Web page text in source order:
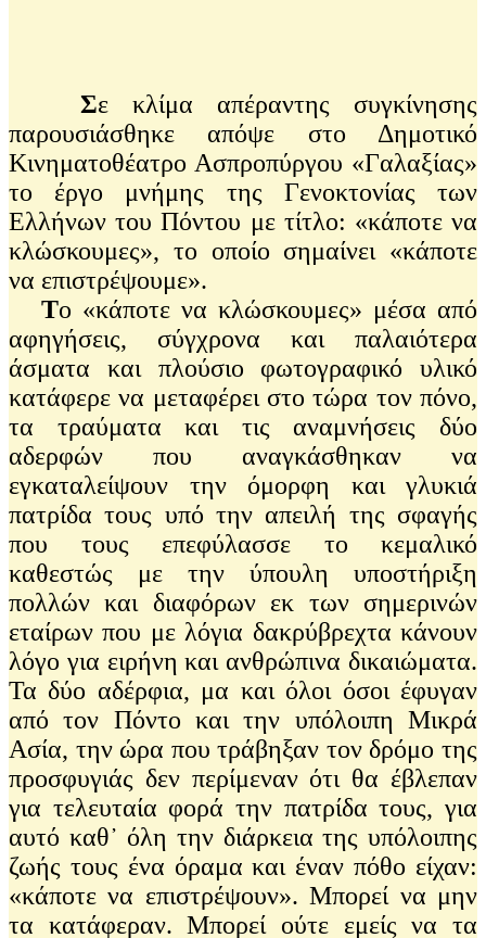
Σε κλίμα απέραντης συγκίνησης
παρουσιάσθηκε απόψε στο Δημοτικό
Κινηματοθέατρο Ασπροπύργου «Γαλαξίας»
το έργο μνήμης της Γενοκτονίας των
Ελλήνων του Πόντου με τίτλο: «κάποτε να
κλώσκουμες», το οποίο σημαίνει «κάποτε
να επιστρέψουμε».
Το «κάποτε να κλώσκουμες» μέσα από
αφηγήσεις, σύγχρονα και παλαιότερα
άσματα και πλούσιο φωτογραφικό υλικό
κατάφερε να μεταφέρει στο τώρα τον πόνο,
τα τραύματα και τις αναμνήσεις δύο
αδερφών που αναγκάσθηκαν να
εγκαταλείψουν την όμορφη και γλυκιά
πατρίδα τους υπό την απειλή της σφαγής
που τους επεφύλασσε το κεμαλικό
καθεστώς με την ύπουλη υποστήριξη
πολλών και διαφόρων εκ των σημερινών
εταίρων που με λόγια δακρύβρεχτα κάνουν
λόγο για ειρήνη και ανθρώπινα δικαιώματα.
Τα δύο αδέρφια, μα και όλοι όσοι έφυγαν
από τον Πόντο και την υπόλοιπη Μικρά
Ασία, την ώρα που τράβηξαν τον δρόμο της
προσφυγιάς δεν περίμεναν ότι θα έβλεπαν
για τελευταία φορά την πατρίδα τους, για
αυτό καθ᾽ όλη την διάρκεια της υπόλοιπης
ζωής τους ένα όραμα και έναν πόθο είχαν:
«κάποτε να επιστρέψουν». Μπορεί να μην
τα κατάφεραν. Μπορεί ούτε εμείς να τα